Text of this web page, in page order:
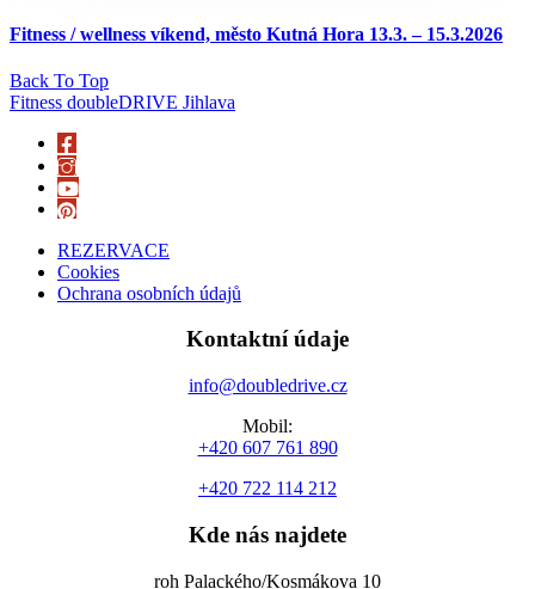
Fitness / wellness víkend, město Kutná Hora 13.3. – 15.3.2026
Back To Top
Fitness doubleDRIVE Jihlava
REZERVACE
Cookies
Ochrana osobních údajů
Kontaktní údaje
info@doubledrive.cz
Mobil:
+420 607 761 890
+420 722 114 212
Kde nás najdete
roh Palackého/Kosmákova 10